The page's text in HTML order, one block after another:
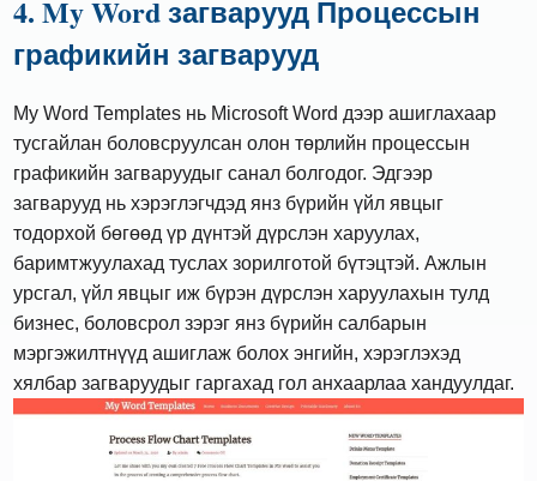
4. My Word загварууд Процессын
графикийн загварууд
My Word Templates нь Microsoft Word дээр ашиглахаар
тусгайлан боловсруулсан олон төрлийн процессын
графикийн загваруудыг санал болгодог. Эдгээр
загварууд нь хэрэглэгчдэд янз бүрийн үйл явцыг
тодорхой бөгөөд үр дүнтэй дүрслэн харуулах,
баримтжуулахад туслах зорилготой бүтэцтэй. Ажлын
урсгал, үйл явцыг иж бүрэн дүрслэн харуулахын тулд
бизнес, боловсрол зэрэг янз бүрийн салбарын
мэргэжилтнүүд ашиглаж болох энгийн, хэрэглэхэд
хялбар загваруудыг гаргахад гол анхаарлаа хандуулдаг.